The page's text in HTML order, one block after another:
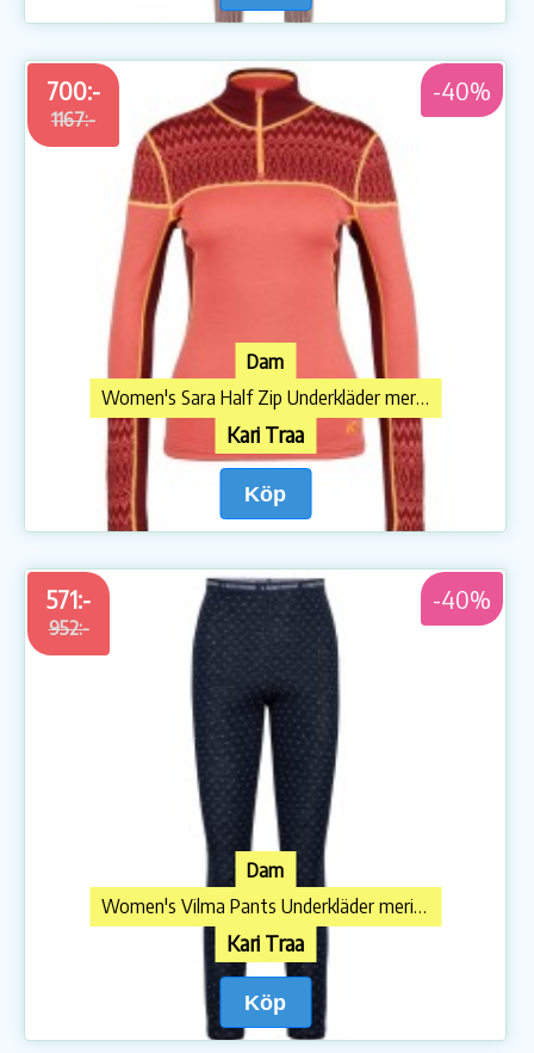
700:-
1167:-
-40%
Dam
Women's Sara Half Zip Underkläder merinoull
Kari Traa
Köp
571:-
952:-
-40%
Dam
Women's Vilma Pants Underkläder merinoull
Kari Traa
Köp